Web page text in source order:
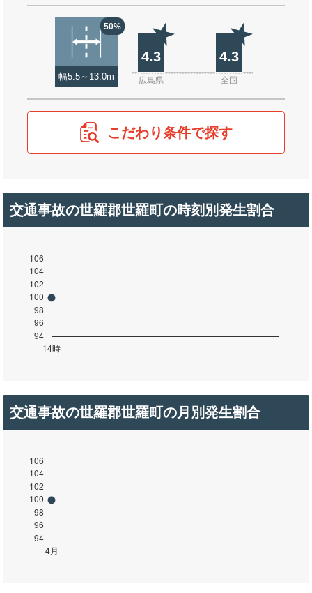
50%
幅5.5～13.0m
4.3 4.3
広島県 全国
こだわり条件で探す
交通事故の世羅郡世羅町の時刻別発生割合
交通事故の世羅郡世羅町の月別発生割合